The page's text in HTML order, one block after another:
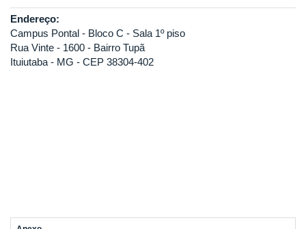
Endereço:
Campus Pontal - Bloco C - Sala 1º piso
Rua Vinte - 1600 - Bairro Tupã
Ituiutaba - MG - CEP 38304-402